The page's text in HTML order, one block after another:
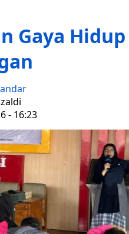
Gaya
- 16:23